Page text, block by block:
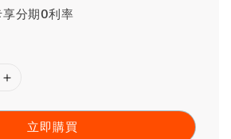
分期0利率
立即購買